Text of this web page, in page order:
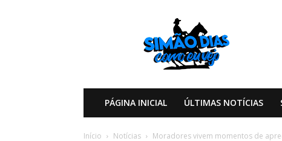
PÁGINA INICIAL ÚLTIMAS NOTÍCIAS
Início Notícias Moradores vivem momentos de